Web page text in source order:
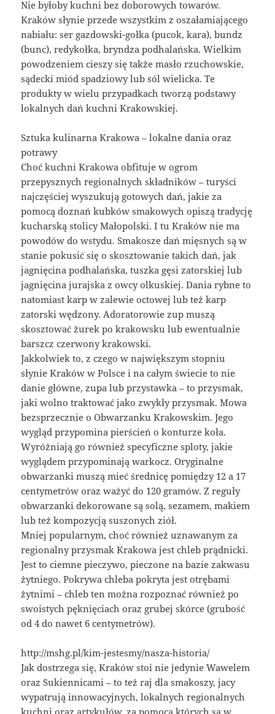
Nie byłoby kuchni bez doborowych towarów.
Kraków słynie przede wszystkim z oszałamiającego
nabiału: ser gazdowski-gołka (pucok, kara), bundz
(bunc), redykołka, bryndza podhalańska. Wielkim
powodzeniem cieszy się także masło rzuchowskie,
sądecki miód spadziowy lub sól wielicka. Te
produkty w wielu przypadkach tworzą podstawy
lokalnych dań kuchni Krakowskiej.
Sztuka kulinarna Krakowa – lokalne dania oraz
potrawy
Choć kuchni Krakowa obfituje w ogrom
przepysznych regionalnych składników – turyści
najczęściej wyszukują gotowych dań, jakie za
pomocą doznań kubków smakowych opiszą tradycję
kucharską stolicy Małopolski. I tu Kraków nie ma
powodów do wstydu. Smakosze dań mięsnych są w
stanie pokusić się o skosztowanie takich dań, jak
jagnięcina podhalańska, tuszka gęsi zatorskiej lub
jagnięcina jurajska z owcy olkuskiej. Dania rybne to
natomiast karp w zalewie octowej lub też karp
zatorski wędzony. Adoratorowie zup muszą
skosztować żurek po krakowsku lub ewentualnie
barszcz czerwony krakowski.
Jakkolwiek to, z czego w największym stopniu
słynie Kraków w Polsce i na całym świecie to nie
danie główne, zupa lub przystawka – to przysmak,
jaki wolno traktować jako zwykły przysmak. Mowa
bezsprzecznie o Obwarzanku Krakowskim. Jego
wygląd przypomina pierścień o konturze koła.
Wyróżniają go również specyficzne sploty, jakie
wyglądem przypominają warkocz. Oryginalne
obwarzanki muszą mieć średnicę pomiędzy 12 a 17
centymetrów oraz ważyć do 120 gramów. Z reguły
obwarzanki dekorowane są solą, sezamem, makiem
lub też kompozycją suszonych ziół.
Mniej popularnym, choć również uznawanym za
regionalny przysmak Krakowa jest chleb prądnicki.
Jest to ciemne pieczywo, pieczone na bazie zakwasu
żytniego. Pokrywa chleba pokryta jest otrębami
żytnimi – chleb ten można rozpoznać również po
swoistych pęknięciach oraz grubej skórce (grubość
od 4 do nawet 6 centymetrów).
http://mshg.pl/kim-jestesmy/nasza-historia/
Jak dostrzega się, Kraków stoi nie jedynie Wawelem
oraz Sukiennicami – to też raj dla smakoszy, jacy
wypatrują innowacyjnych, lokalnych regionalnych
kuchni oraz artykułów, za pomocą których są w